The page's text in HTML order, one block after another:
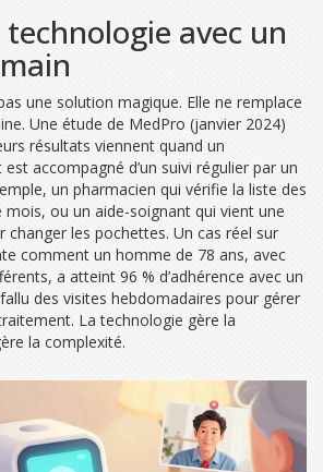
avec un
une solution magique. Elle ne remplace
Une étude de MedPro (janvier 2024)
résultats viennent quand un
accompagné d’un suivi régulier par un
un pharmacien qui vérifie la liste des
ou un aide-soignant qui vient une
changer les pochettes. Un cas réel sur
comment un homme de 78 ans, avec
a atteint 96 % d’adhérence avec un
des visites hebdomadaires pour gérer
La technologie gère la
la complexité.